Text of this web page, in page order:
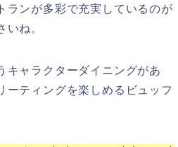
ランが多彩で充実しているのが
ね。
キャラクターダイニングがあ
ーティングを楽しめるビュッフ